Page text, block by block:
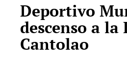
Deportivo
descenso a
Cantolao